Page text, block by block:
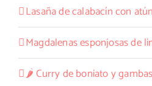
Lasaña de calabacín con
Magdalenas esponjosas de
🌶️ Curry de boniato y gambas